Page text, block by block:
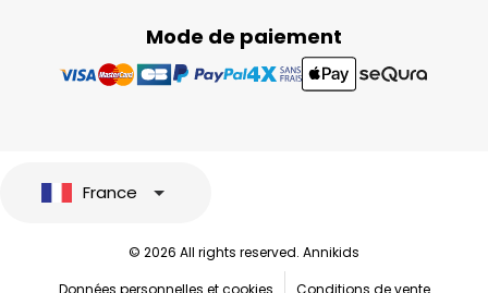
Mode de paiement
France
© 2026 All rights reserved. Annikids